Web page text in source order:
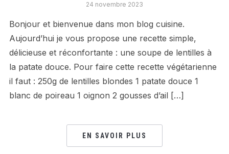
24 novembre 2023
Bonjour et bienvenue dans mon blog cuisine.
Aujourd’hui je vous propose une recette simple,
délicieuse et réconfortante : une soupe de lentilles à
la patate douce. Pour faire cette recette végétarienne
il faut : 250g de lentilles blondes 1 patate douce 1
blanc de poireau 1 oignon 2 gousses d’ail […]
EN SAVOIR PLUS